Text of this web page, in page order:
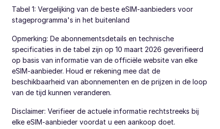
Tabel 1: Vergelijking van de beste eSIM-aanbieders voor
stageprogramma's in het buitenland
Opmerking: De abonnementsdetails en technische
specificaties in de tabel zijn op 10 maart 2026 geverifieerd
op basis van informatie van de officiële website van elke
eSIM-aanbieder. Houd er rekening mee dat de
beschikbaarheid van abonnementen en de prijzen in de loop
van de tijd kunnen veranderen.
Disclaimer: Verifieer de actuele informatie rechtstreeks bij
elke eSIM-aanbieder voordat u een aankoop doet.